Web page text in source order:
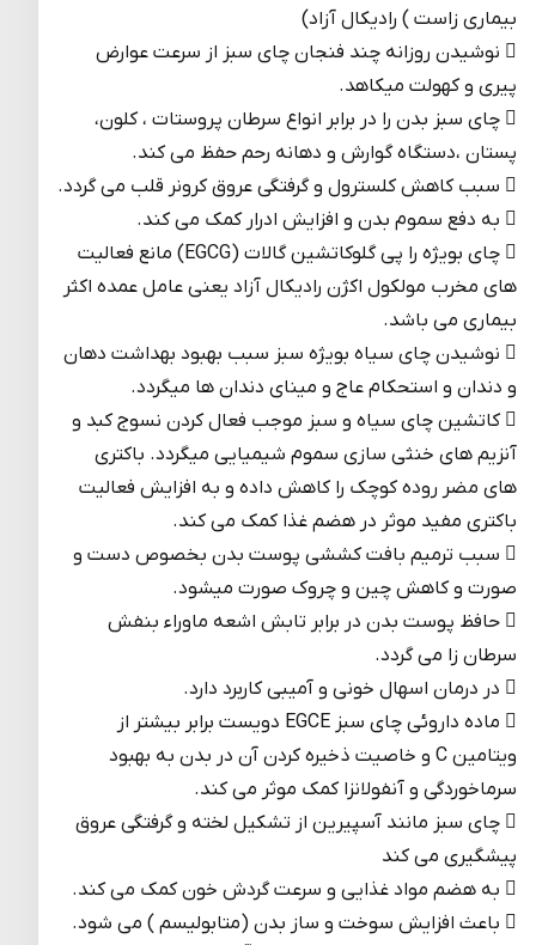
بیماری زاست ) رادیکال آزاد)
 نوشیدن روزانه چند فنجان چای سبز از سرعت عوارض
پیری و کهولت میکاهد.
 چای سبز بدن را در برابر انواع سرطان پروستات ، کلون،
پستان ،دستگاه گوارش و دهانه رحم حفظ می کند.
 سبب کاهش کلسترول و گرفتگی عروق کرونر قلب می گردد.
 به دفع سموم بدن و افزایش ادرار کمک می کند.
 چای بویژه را پی گلوکاتشین گالات (EGCG) مانع فعالیت
های مخرب مولکول اکژن رادیکال آزاد یعنی عامل عمده اکثر
بیماری می باشد.
 نوشیدن چای سیاه بویژه سبز سبب بهبود بهداشت دهان
و دندان و استحکام عاج و مینای دندان ها میگردد.
 کاتشین چای سیاه و سبز موجب فعال کردن نسوج کبد و
آنزیم های خنثی سازی سموم شیمیایی میگردد. باکتری
های مضر روده کوچک را کاهش داده و به افزایش فعالیت
باکتری مفید موثر در هضم غذا کمک می کند.
 سبب ترمیم بافت کششی پوست بدن بخصوص دست و
صورت و کاهش چین و چروک صورت میشود.
 حافظ پوست بدن در برابر تابش اشعه ماوراء بنفش
سرطان زا می گردد.
 در درمان اسهال خونی و آمیبی کاربرد دارد.
 ماده داروئی چای سبز EGCE دویست برابر بیشتر از
ویتامین C و خاصیت ذخیره کردن آن در بدن به بهبود
سرماخوردگی و آنفولانزا کمک موثر می کند.
 چای سبز مانند آسپیرین از تشکیل لخته و گرفتگی عروق
پیشگیری می کند
 به هضم مواد غذایی و سرعت گردش خون کمک می کند.
 باعث افزایش سوخت و ساز بدن (متابولیسم ) می شود.